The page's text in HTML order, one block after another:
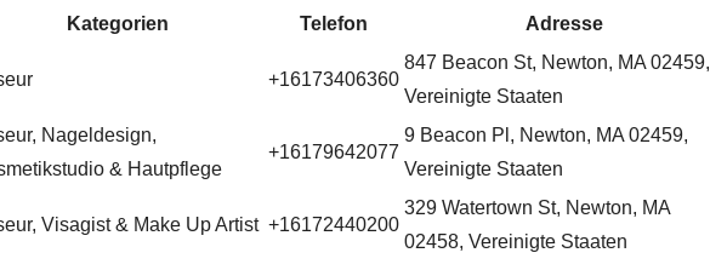
Kategorien Telefon
Adresse
+16173406360
847 Beacon St, Newton, MA 02459,
Vereinigte Staaten
Nageldesign,
& Hautpflege
+16179642077
9 Beacon Pl, Newton, MA 02459,
Vereinigte Staaten
Visagist & Make Up Artist +16172440200
329 Watertown St, Newton, MA
02458, Vereinigte Staaten